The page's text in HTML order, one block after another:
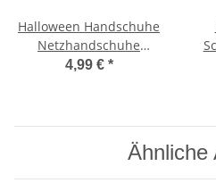
Halloween Handschuhe
Netzhandschuhe
Spinnetz
4,99 € *
Ähnliche